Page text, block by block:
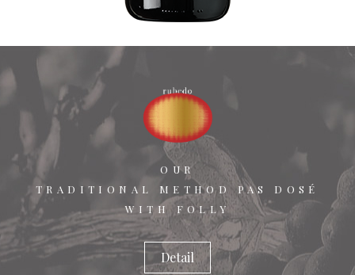
OUR
TRADITIONAL METHOD PAS DOSÉ
WITH FOLLY
Detail